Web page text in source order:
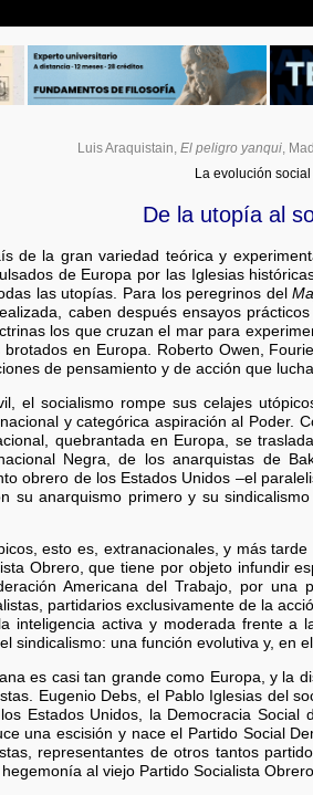
Luis Araquistain El peligro yanqui,
La evolución social
De la utopía al
de la gran variedad teórica y
de Europa por las Iglesias
las utopías. Para los peregrinos del
caben después ensayos
los que cruzan el mar para
en Europa. Roberto Owen,
de pensamiento y de acción que
el socialismo rompe sus celajes
y categórica aspiración al Poder.
quebrantada en Europa, se
Negra, de los anarquistas de
obrero de los Estados Unidos –el
su anarquismo primero y su
esto es, extranacionales, y más
Obrero, que tiene por objeto infundir
Americana del Trabajo, por
partidarios exclusivamente de la
inteligencia activa y moderada frente a
sindicalismo: una función evolutiva y, en
es casi tan grande como Europa, y la
Eugenio Debs, el Pablo Iglesias del
Estados Unidos, la Democracia
una escisión y nace el Partido Social
representantes de otros tantos
al viejo Partido Socialista Obrero.